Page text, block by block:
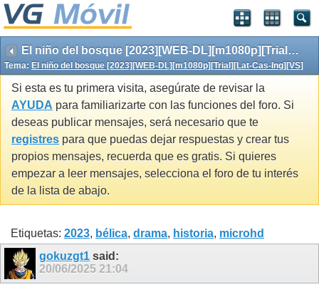
El niño del bosque [2023][WEB-DL][m1080p][Trial][Lat-Cas-Ing][VS]
Tema: El niño del bosque [2023][WEB-DL][m1080p][Trial][Lat-Cas-Ing][VS]
Si esta es tu primera visita, asegúrate de revisar la
AYUDA para familiarizarte con las funciones del foro. Si
deseas publicar mensajes, será necesario que te
registres para que puedas dejar respuestas y crear tus
propios mensajes, recuerda que es gratis. Si quieres
empezar a leer mensajes, selecciona el foro de tu interés
de la lista de abajo.
Etiquetas: 2023, bélica, drama, historia, microhd
gokuzgt1 said:
20/06/2025 21:04